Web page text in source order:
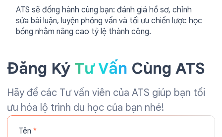
ATS sẽ đồng hành cùng bạn: đánh giá hồ sơ, chỉnh
sửa bài luận, luyện phỏng vấn và tối ưu chiến lược học
bổng nhằm nâng cao tỷ lệ thành công.
Đăng Ký Tư Vấn Cùng ATS
Hãy để các Tư vấn viên của ATS giúp bạn tối
ưu hóa lộ trình du học của bạn nhé!
Tên *